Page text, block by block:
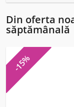
Din oferta
săptămânală
-15%